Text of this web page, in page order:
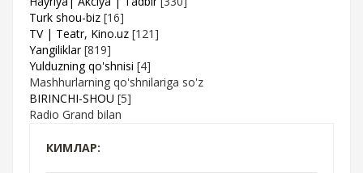
Turk shou-biz [16]
TV | Teatr, Kino.uz [121]
Yangiliklar [819]
Yulduzning qo'shnisi [4]
Mashhurlarning qo'shnilariga so'z
BIRINCHI-SHOU [5]
Radio Grand bilan
КИМЛАР: